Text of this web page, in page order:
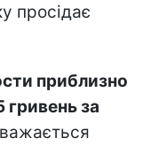
просідає
приблизно
за